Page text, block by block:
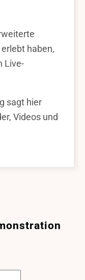
haben,
Live-
sagt hier
Videos und